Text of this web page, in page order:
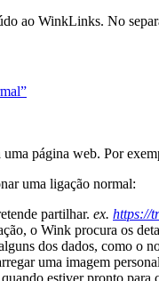
ao WinkLinks. No
página web. Por
uma ligação normal:
partilhar. ex. https://
o Wink procura os
dos dados, como o
uma imagem
quando estiver pronto para